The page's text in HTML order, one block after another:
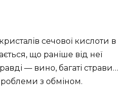
сечової кислоти в
що раніше від неї
— вино, багаті страви…
з обміном.